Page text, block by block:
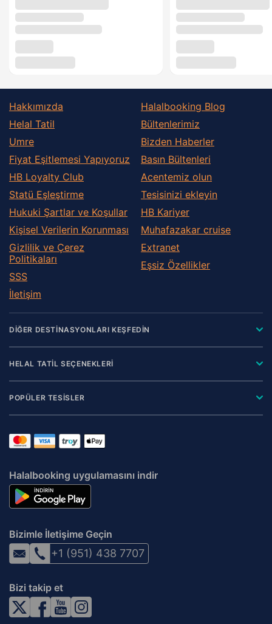
Hakkımızda
Helal Tatil
Umre
Fiyat Eşitlemesi Yapıyoruz
HB Loyalty Club
Statü Eşleştirme
Hukuki Şartlar ve Koşullar
Kişisel Verilerin Korunması
Gizlilik ve Çerez
Politikaları
SSS
İletişim
Halalbooking Blog
Bültenlerimiz
Bizden Haberler
Basın Bültenleri
Acentemiz olun
Tesisinizi ekleyin
HB Kariyer
Muhafazakar сruise
Extranet
Eşsiz Özellikler
DİĞER DESTİNASYONLARI KEŞFEDİN
HELAL TATİL SEÇENEKLERİ
POPÜLER TESİSLER
Halalbooking uygulamasını indir
Bizimle İletişime Geçin
+1 (951) 438 7707
Bizi takip et